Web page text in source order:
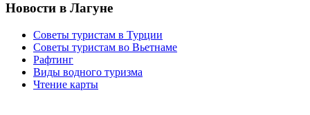
Новости в Лагуне
Советы туристам в Турции
Советы туристам во Вьетнаме
Рафтинг
Виды водного туризма
Чтение карты